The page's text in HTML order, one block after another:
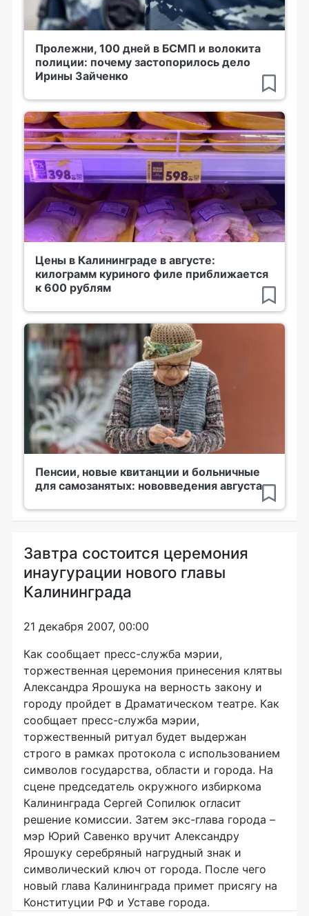
Пролежни, 100 дней в БСМП и волокита
полиции: почему застопорилось дело
Ирины Зайченко
Цены в Калининграде в августе:
килограмм куриного филе приближается
к 600 рублям
Пенсии, новые квитанции и больничные
для самозанятых: нововведения августа
Завтра состоится церемония
инаугурации нового главы
Калининграда
21 декабря 2007, 00:00
Как сообщает пресс-служба мэрии,
торжественная церемония принесения клятвы
Александра Ярошука на верность закону и
городу пройдет в Драматическом театре. Как
сообщает пресс-служба мэрии,
торжественный ритуал будет выдержан
строго в рамках протокола с использованием
символов государства, области и города. На
сцене председатель окружного избиркома
Калининграда Сергей Сопилюк огласит
решение комиссии. Затем экс-глава города –
мэр Юрий Савенко вручит Александру
Ярошуку серебряный нагрудный знак и
символический ключ от города. После чего
новый глава Калининграда примет присягу на
Конституции РФ и Уставе города.